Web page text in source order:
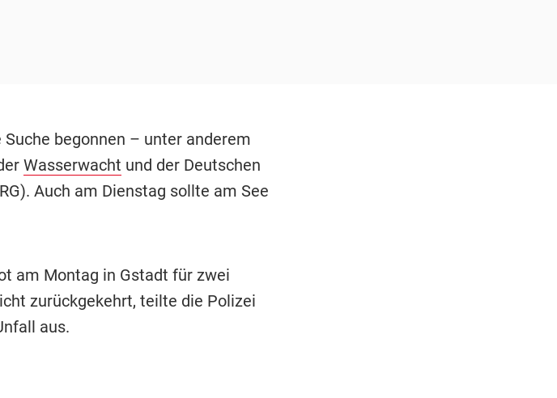
begonnen – unter anderem
Wasserwacht und der Deutschen
Auch am Dienstag sollte am See
am Montag in Gstadt für zwei
zurückgekehrt, teilte die Polizei
aus.